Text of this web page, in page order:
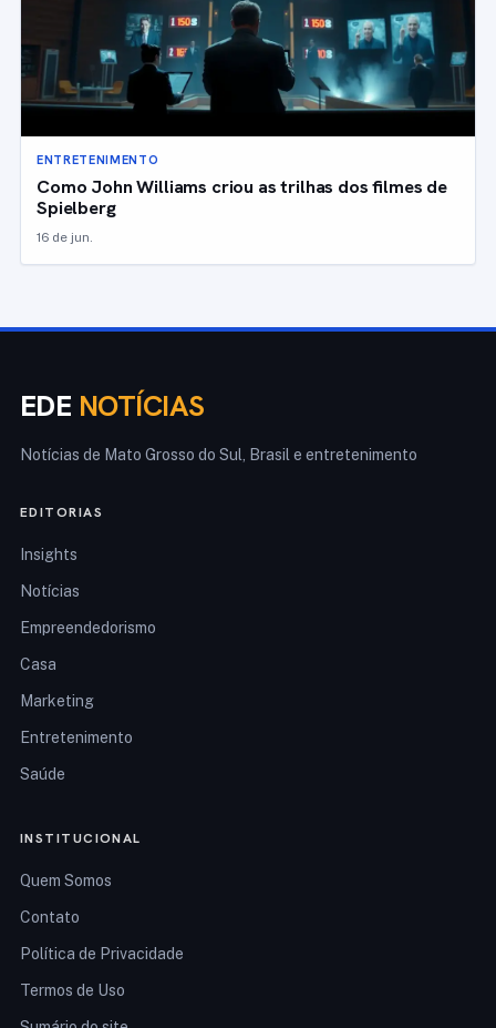
ENTRETENIMENTO
Como John Williams criou as trilhas dos filmes de
Spielberg
16 de jun.
EDE NOTÍCIAS
Notícias de Mato Grosso do Sul, Brasil e entretenimento
EDITORIAS
Insights
Notícias
Empreendedorismo
Casa
Marketing
Entretenimento
Saúde
INSTITUCIONAL
Quem Somos
Contato
Política de Privacidade
Termos de Uso